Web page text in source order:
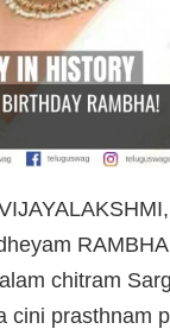
chitram
cini prasthnam